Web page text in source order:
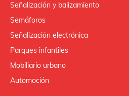
Señalización y balizamiento
Semáforos
Señalización electrónica
Parques infantiles
Mobiliario urbano
Automoción